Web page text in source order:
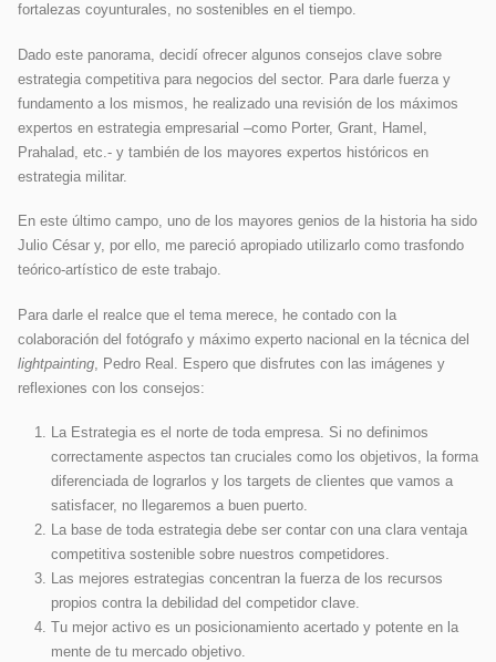
fortalezas coyunturales, no sostenibles en el tiempo.
Dado este panorama, decidí ofrecer algunos consejos clave sobre
estrategia competitiva para negocios del sector. Para darle fuerza y
fundamento a los mismos, he realizado una revisión de los máximos
expertos en estrategia empresarial –como Porter, Grant, Hamel,
Prahalad, etc.- y también de los mayores expertos históricos en
estrategia militar.
En este último campo, uno de los mayores genios de la historia ha sido
Julio César y, por ello, me pareció apropiado utilizarlo como trasfondo
teórico-artístico de este trabajo.
Para darle el realce que el tema merece, he contado con la
colaboración del fotógrafo y máximo experto nacional en la técnica del
lightpainting , Pedro Real. Espero que disfrutes con las imágenes y
reflexiones con los consejos:
La Estrategia es el norte de toda empresa. Si no definimos
correctamente aspectos tan cruciales como los objetivos, la forma
diferenciada de lograrlos y los targets de clientes que vamos a
satisfacer, no llegaremos a buen puerto.
La base de toda estrategia debe ser contar con una clara ventaja
competitiva sostenible sobre nuestros competidores.
Las mejores estrategias concentran la fuerza de los recursos
propios contra la debilidad del competidor clave.
Tu mejor activo es un posicionamiento acertado y potente en la
mente de tu mercado objetivo.